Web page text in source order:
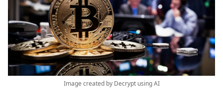
Image created by Decrypt using AI